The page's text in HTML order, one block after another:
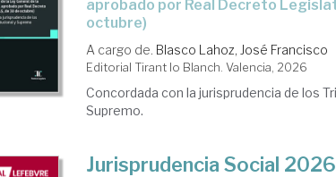
aprobado por Real Decreto
octubre)
A cargo de. Blasco Lahoz, José Francisco
Editorial Tirant lo Blanch. Valencia, 2026
Concordada con la jurisprudencia de los
Supremo.
Jurisprudencia Social 2026